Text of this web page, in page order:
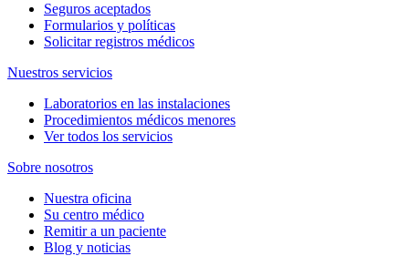
Seguros aceptados
Formularios y políticas
Solicitar registros médicos
Nuestros servicios
Laboratorios en las instalaciones
Procedimientos médicos menores
Ver todos los servicios
Sobre nosotros
Nuestra oficina
Su centro médico
Remitir a un paciente
Blog y noticias